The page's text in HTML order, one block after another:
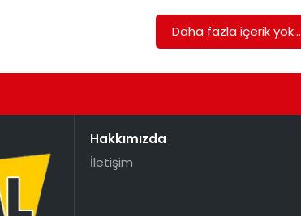
Daha fazla içerik yok...
Hakkımızda
İletişim